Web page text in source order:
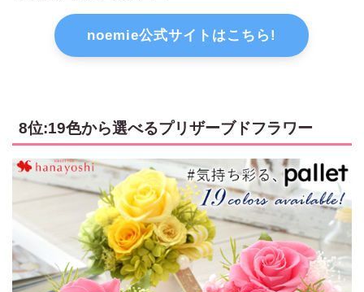
noemie公式サイトはこちら!
8位:19色から選べるプリザーブドフラワー